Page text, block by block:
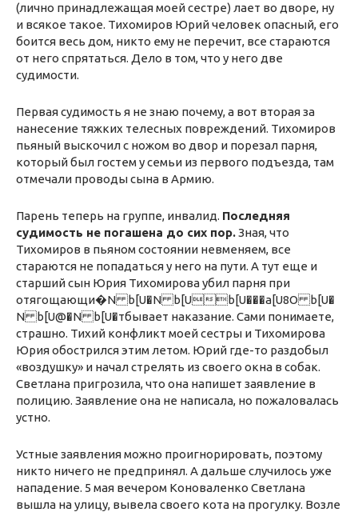
(лично принадлежащая моей сестре) лает во дворе, ну
и всякое такое. Тихомиров Юрий человек опасный, его
боится весь дом, никто ему не перечит, все стараются
от него спрятаться. Дело в том, что у него две
судимости.
Первая судимость я не знаю почему, а вот вторая за
нанесение тяжких телесных повреждений. Тихомиров
пьяный выскочил с ножом во двор и порезал парня,
который был гостем у семьи из первого подъезда, там
отмечали проводы сына в Армию.
Парень теперь на группе, инвалид. Последняя
судимость не погашена до сих пор.Зная, что
Тихомиров в пьяном состоянии невменяем, все
стараются не попадаться у него на пути. А тут еще и
старший сын Юрия Тихомирова убил парня при
отягощающи�N b[U�N b[Ub[U���a[U8O b[U�
N b[U@�N b[U�тбывает наказание. Сами понимаете,
страшно. Тихий конфликт моей сестры и Тихомирова
Юрия обострился этим летом. Юрий где-то раздобыл
«воздушку» и начал стрелять из своего окна в собак.
Светлана пригрозила, что она напишет заявление в
полицию. Заявление она не написала, но пожаловалась
устно.
Устные заявления можно проигнорировать, поэтому
никто ничего не предпринял. А дальше случилось уже
нападение. 5 мая вечером Коноваленко Светлана
вышла на улицу, вывела своего кота на прогулку. Возле